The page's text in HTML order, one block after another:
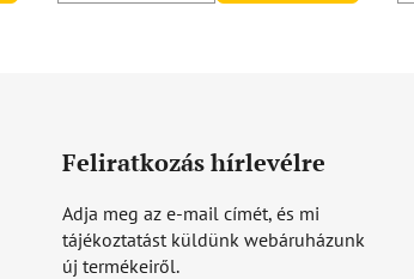
Feliratkozás hírlevélre
Adja meg az e-mail címét, és mi
tájékoztatást küldünk webáruházunk
új termékeiről.